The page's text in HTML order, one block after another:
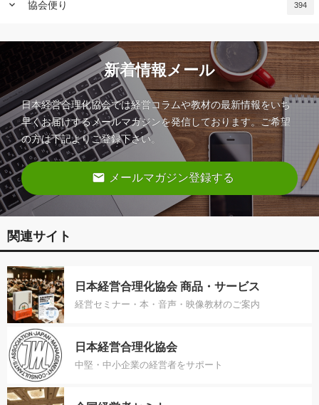
keyboard_arrow_down 協会便り 394
新着情報メール
日本経営合理化協会では経営コラムや教材の最新情報をいち
早くお届けするメールマガジンを発信しております。ご希望
の方は下記よりご登録下さい。
email メールマガジン登録する
関連サイト
日本経営合理化協会 商品・サービス
経営セミナー・本・音声・映像教材のご案内
日本経営合理化協会
中堅・中小企業の経営者をサポート